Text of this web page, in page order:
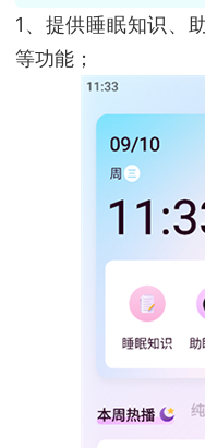
1、提供睡眠知识、
等功能；